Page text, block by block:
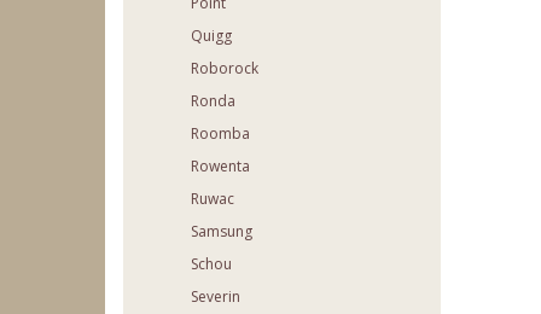
Quigg
Roborock
Ronda
Roomba
Rowenta
Ruwac
Samsung
Schou
Severin